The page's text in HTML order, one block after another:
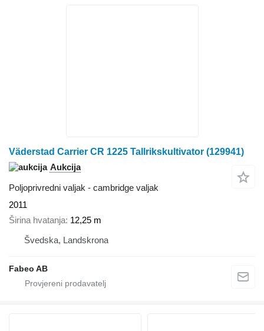
Väderstad Carrier CR 1225 Tallrikskultivator (129941)
Aukcija
Poljoprivredni valjak - cambridge valjak
2011
Širina hvatanja 12,25 m
Švedska, Landskrona
Fabeo AB